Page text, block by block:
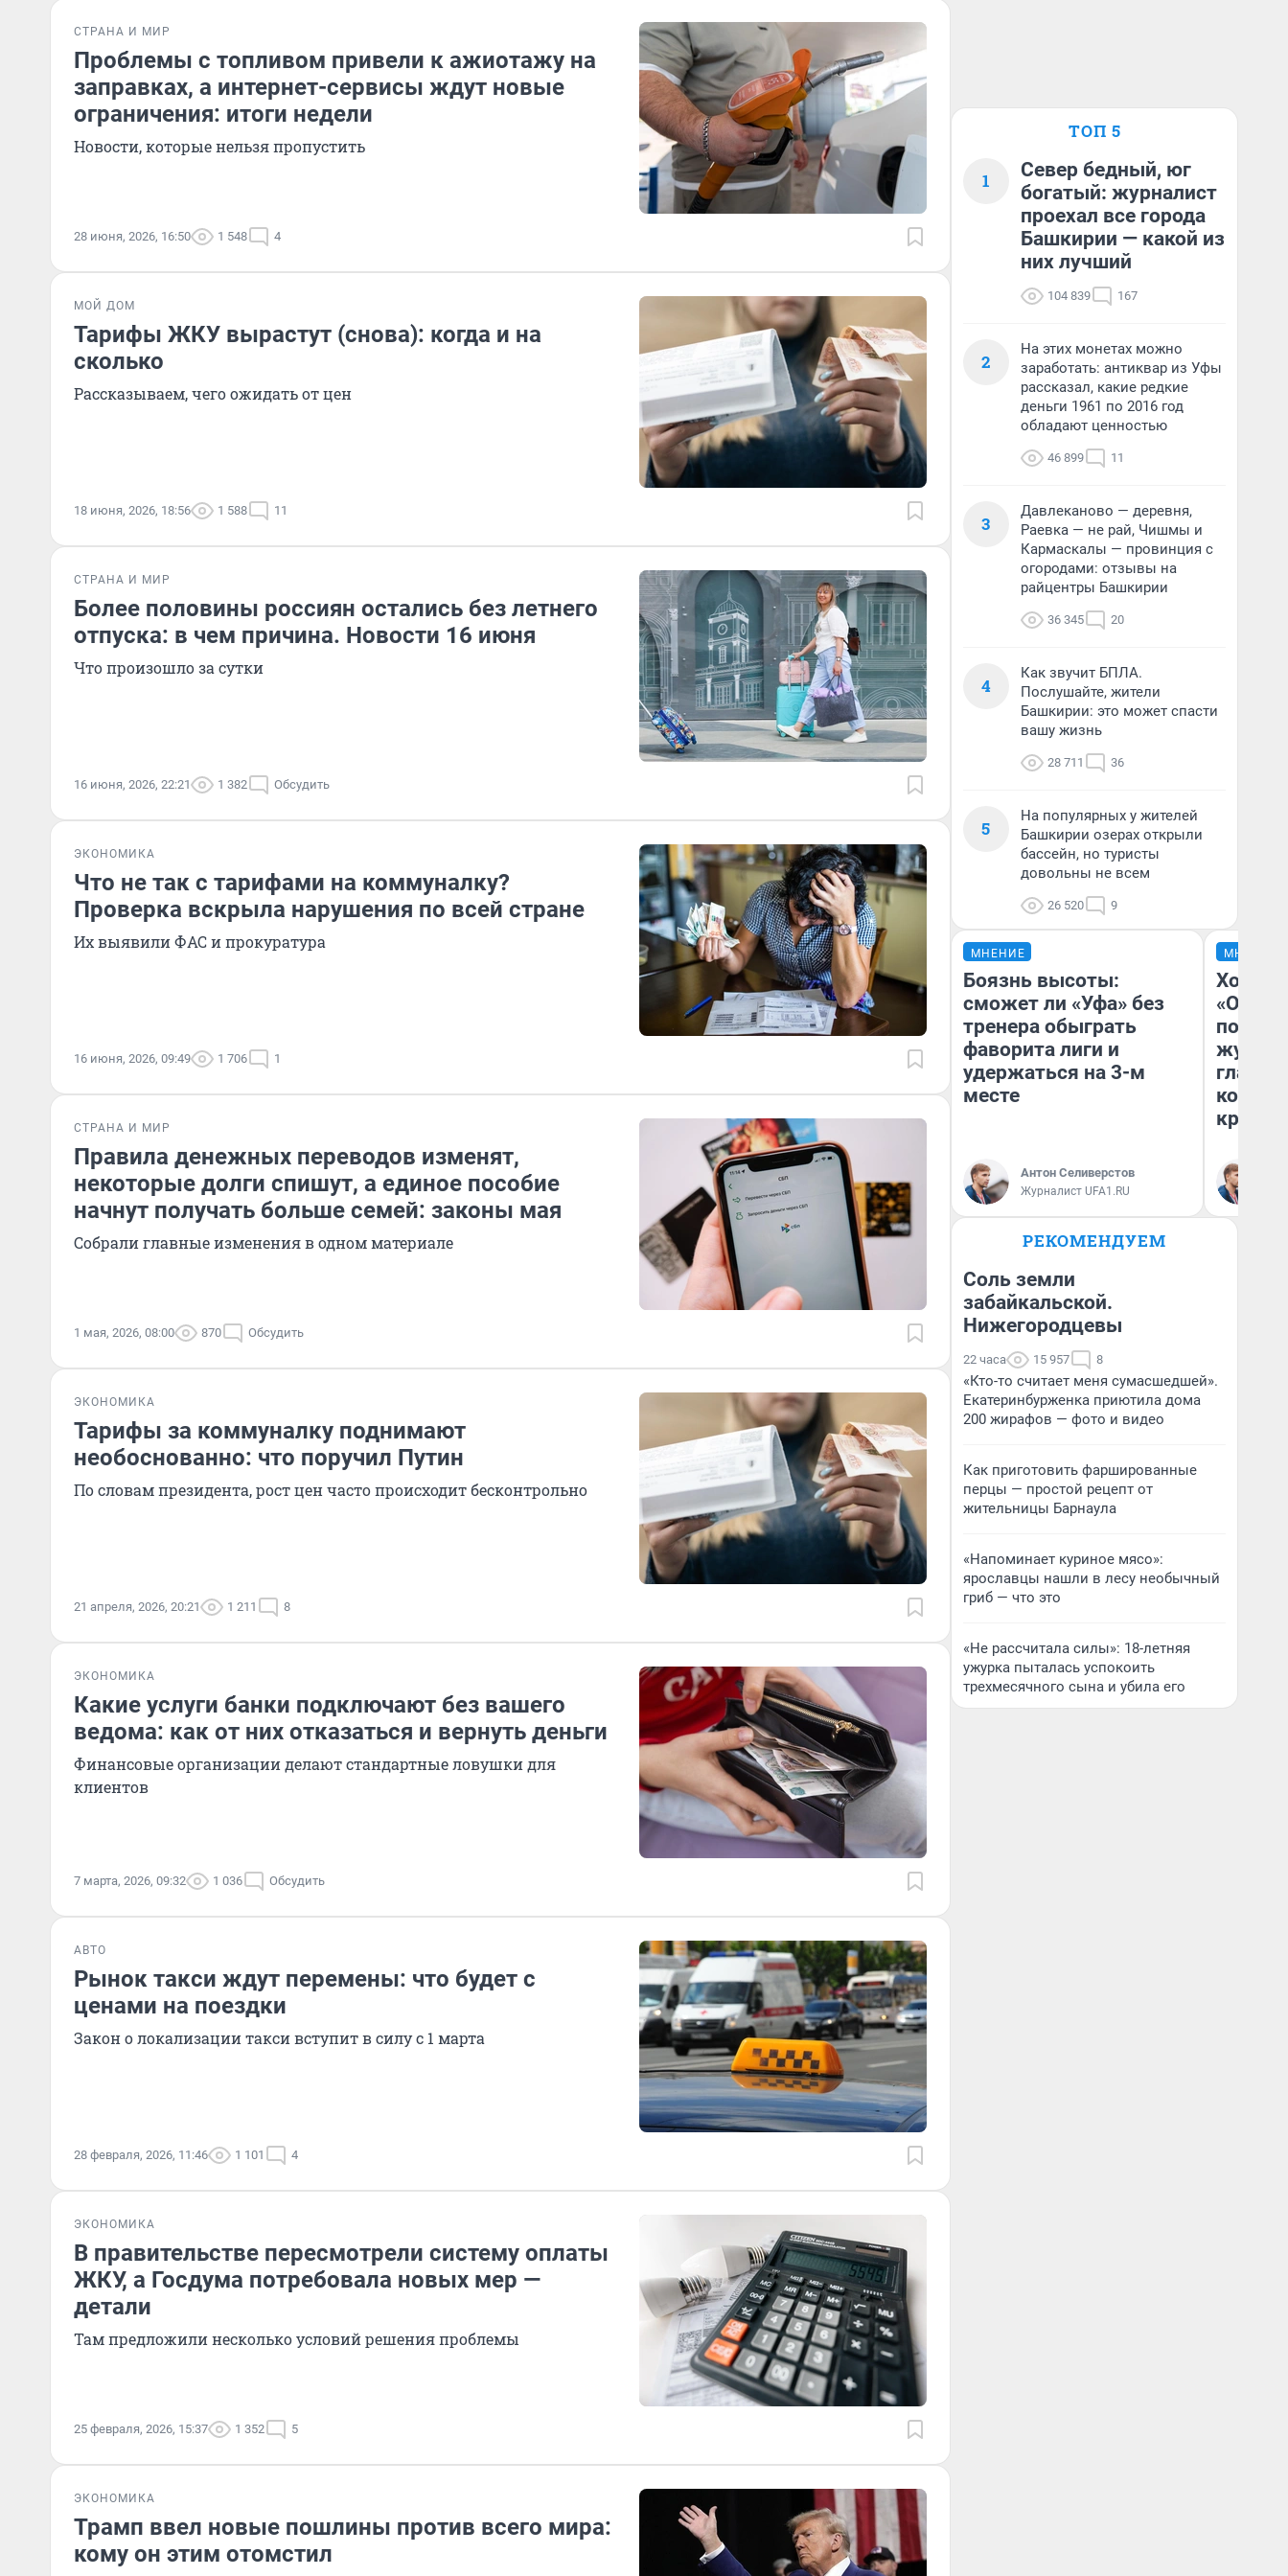
СТРАНА И МИР
Проблемы с топливом привели к ажиотажу на
заправках, а интернет-сервисы ждут новые
ограничения: итоги недели
Новости, которые нельзя пропустить
28 июня, 2026, 16:50 1 548 4
МОЙ ДОМ
Тарифы ЖКУ вырастут (снова): когда и на
сколько
Рассказываем, чего ожидать от цен
18 июня, 2026, 18:56 1 588 11
СТРАНА И МИР
Более половины россиян остались без летнего
отпуска: в чем причина. Новости 16 июня
Что произошло за сутки
16 июня, 2026, 22:21 1 382 Обсудить
ЭКОНОМИКА
Что не так с тарифами на коммуналку?
Проверка вскрыла нарушения по всей стране
Их выявили ФАС и прокуратура
16 июня, 2026, 09:49 1 706 1
СТРАНА И МИР
Правила денежных переводов изменят,
некоторые долги спишут, а единое пособие
начнут получать больше семей: законы мая
Собрали главные изменения в одном материале
1 мая, 2026, 08:00 870 Обсудить
ЭКОНОМИКА
Тарифы за коммуналку поднимают
необоснованно: что поручил Путин
По словам президента, рост цен часто происходит бесконтрольно
21 апреля, 2026, 20:21 1 211 8
ЭКОНОМИКА
Какие услуги банки подключают без вашего
ведома: как от них отказаться и вернуть деньги
Финансовые организации делают стандартные ловушки для
клиентов
7 марта, 2026, 09:32 1 036 Обсудить
АВТО
Рынок такси ждут перемены: что будет с
ценами на поездки
Закон о локализации такси вступит в силу с 1 марта
28 февраля, 2026, 11:46 1 101 4
ЭКОНОМИКА
В правительстве пересмотрели систему оплаты
ЖКУ, а Госдума потребовала новых мер —
детали
Там предложили несколько условий решения проблемы
25 февраля, 2026, 15:37 1 352 5
ЭКОНОМИКА
Трамп ввел новые пошлины против всего мира:
кому он этим отомстил
ТОП 5
1
Север бедный, юг
богатый: журналист
проехал все города
Башкирии — какой из
них лучший
104 839 167
2
На этих монетах можно
заработать: антиквар из Уфы
рассказал, какие редкие
деньги 1961 по 2016 год
обладают ценностью
46 899 11
3
Давлеканово — деревня,
Раевка — не рай, Чишмы и
Кармаскалы — провинция с
огородами: отзывы на
райцентры Башкирии
36 345 20
4
Как звучит БПЛА.
Послушайте, жители
Башкирии: это может спасти
вашу жизнь
28 711 36
5
На популярных у жителей
Башкирии озерах открыли
бассейн, но туристы
довольны не всем
26 520 9
МНЕНИЕ
Боязнь высоты:
сможет ли «Уфа» без
тренера обыграть
фаворита лиги и
удержаться на 3-м
месте
Антон Селиверстов
Журналист UFA1.RU
МНЕНИЕ
Хоть
РЕКОМЕНДУЕМ
Соль земли
забайкальской.
Нижегородцевы
22 часа 15 957 8
«Кто-то считает меня сумасшедшей».
Екатеринбурженка приютила дома
200 жирафов — фото и видео
Как приготовить фаршированные
перцы — простой рецепт от
жительницы Барнаула
«Напоминает куриное мясо»:
ярославцы нашли в лесу необычный
гриб — что это
«Не рассчитала силы»: 18-летняя
ужурка пыталась успокоить
трехмесячного сына и убила его